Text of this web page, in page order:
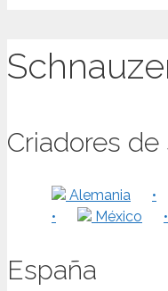
Criadores
Alemania •
•
México •
España